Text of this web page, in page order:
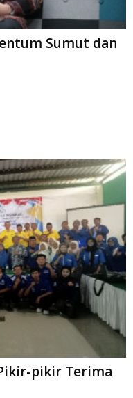
Sumut dan
pikir Terima